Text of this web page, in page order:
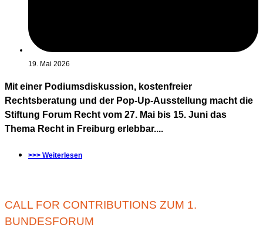
19. Mai 2026
Mit einer Podiumsdiskussion, kostenfreier
Rechtsberatung und der Pop-Up-Ausstellung macht die
Stiftung Forum Recht vom 27. Mai bis 15. Juni das
Thema Recht in Freiburg erlebbar....
>>> Weiterlesen
CALL FOR CONTRIBUTIONS ZUM 1.
BUNDESFORUM